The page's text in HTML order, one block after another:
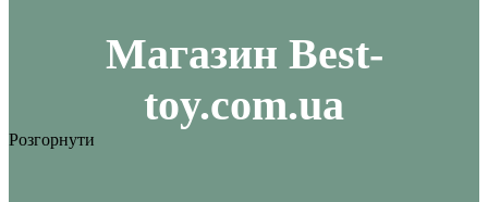
Maгазин Best-
toy.com.ua
Розгорнути